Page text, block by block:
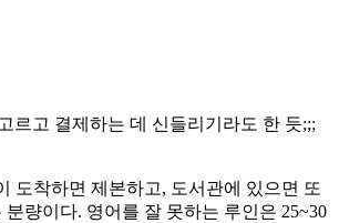
르고 결제하는 데 신들리기라도 한 듯;;;
도착하면 제본하고, 도서관에 있으면 또
량이다. 영어를 잘 못하는 루인은 25~30